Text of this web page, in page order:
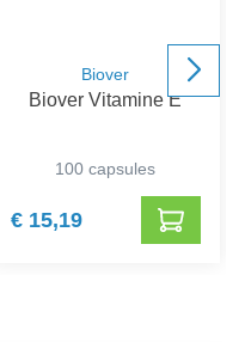
Biover
Biover Vitamine E
100 capsules
€ 15,19